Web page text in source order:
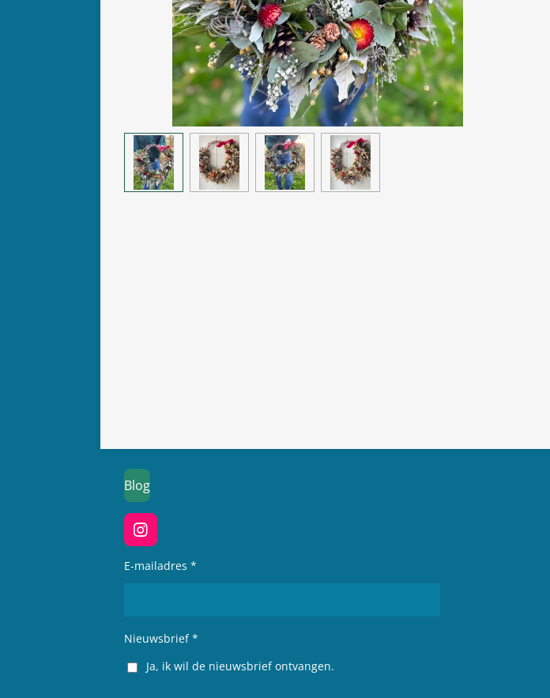
Blog
I
n
s
a
E-mailadres *
Nieuwsbrief *
Ja, ik wil de nieuwsbrief ontvangen.